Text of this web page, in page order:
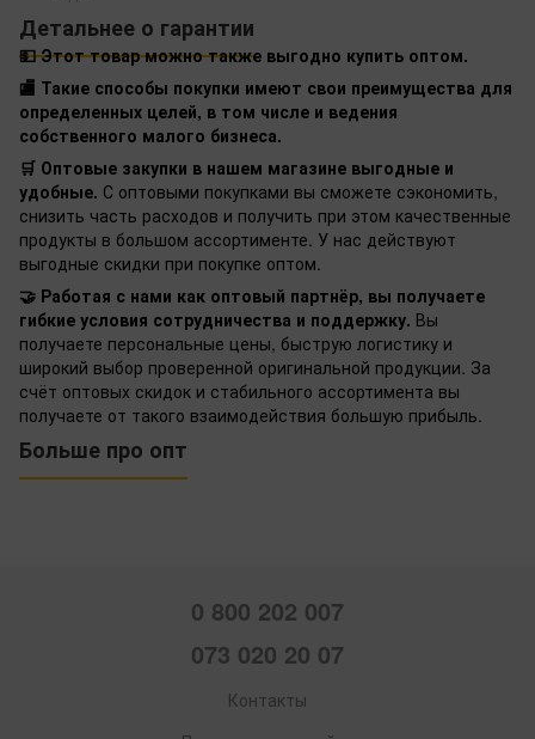
Детальнее о гарантии
💵 Этот товар можно также выгодно купить оптом.
🏬 Такие способы покупки имеют свои преимущества для
определенных целей, в том числе и ведения
собственного малого бизнеса.
🛒 Оптовые закупки в нашем магазине выгодные и
удобные. С оптовыми покупками вы сможете сэкономить,
снизить часть расходов и получить при этом качественные
продукты в большом ассортименте. У нас действуют
выгодные скидки при покупке оптом.
🤝 Работая с нами как оптовый партнёр, вы получаете
гибкие условия сотрудничества и поддержку. Вы
получаете персональные цены, быструю логистику и
широкий выбор проверенной оригинальной продукции. За
счёт оптовых скидок и стабильного ассортимента вы
получаете от такого взаимодействия большую прибыль.
Больше про опт
0 800 202 007
073 020 20 07
Контакты